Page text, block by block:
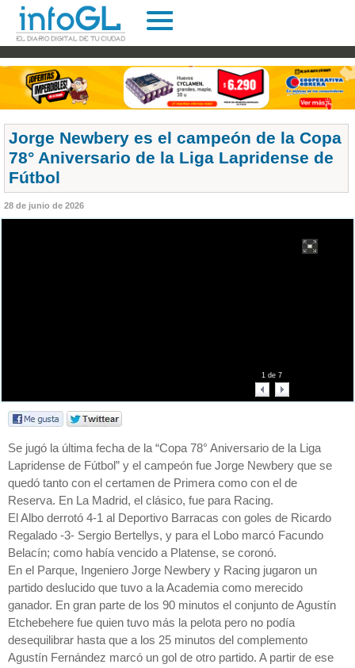
Jorge Newbery es el campeón de la Copa
78° Aniversario de la Liga Lapridense de
Fútbol
28 de junio de 2026
1de 7
Se jugó la última fecha de la “Copa 78° Aniversario de la Liga
Lapridense de Fútbol” y el campeón fue Jorge Newbery que se
quedó tanto con el certamen de Primera como con el de
Reserva. En La Madrid, el clásico, fue para Racing.
El Albo derrotó 4-1 al Deportivo Barracas con goles de Ricardo
Regalado -3- Sergio Bertellys, y para el Lobo marcó Facundo
Belacín; como había vencido a Platense, se coronó.
En el Parque, Ingeniero Jorge Newbery y Racing jugaron un
partido deslucido que tuvo a la Academia como merecido
ganador. En gran parte de los 90 minutos el conjunto de Agustín
Etchebehere fue quien tuvo más la pelota pero no podía
desequilibrar hasta que a los 25 minutos del complemento
Agustín Fernández marcó un gol de otro partido. A partir de ese